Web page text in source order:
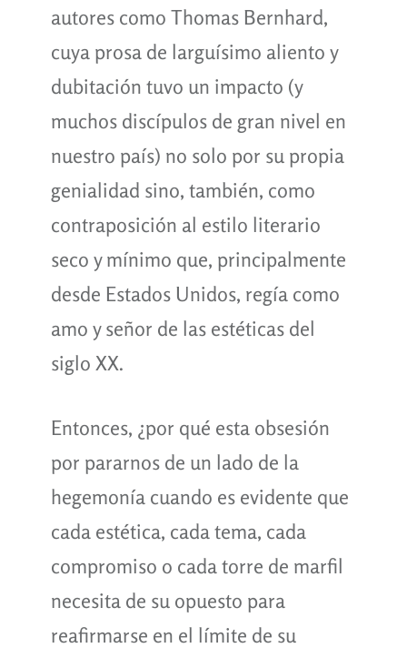
autores como Thomas Bernhard,
cuya prosa de larguísimo aliento y
dubitación tuvo un impacto (y
muchos discípulos de gran nivel en
nuestro país) no solo por su propia
genialidad sino, también, como
contraposición al estilo literario
seco y mínimo que, principalmente
desde Estados Unidos, regía como
amo y señor de las estéticas del
siglo XX.
Entonces, ¿por qué esta obsesión
por pararnos de un lado de la
hegemonía cuando es evidente que
cada estética, cada tema, cada
compromiso o cada torre de marfil
necesita de su opuesto para
reafirmarse en el límite de su